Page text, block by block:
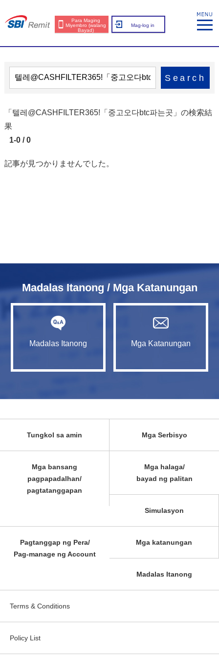
Para Maging
Miyembro (walang
Bayad)
Mag-log in
Search
「텔레@CASHFILTER365ǃ「중고오다btc파는곳」の検索結
果
1-0 / 0
記事が見つかりませんでした。
Madalas Itanong / Mga Katanungan
Madalas Itanong Mga Katanungan
Tungkol sa amin Mga Serbisyo
Mga bansang
pagpapadalhan/
pagtatanggapan
Mga halaga/
bayad ng palitan
Simulasyon
Pagtanggap ng Pera/
Pag-manage ng Account
Mga katanungan
Madalas Itanong
Terms & Conditions
Policy List